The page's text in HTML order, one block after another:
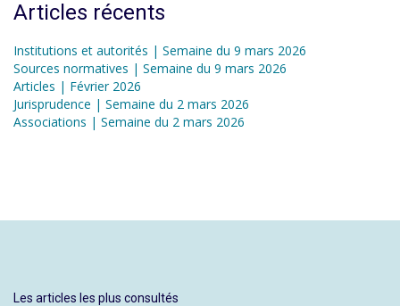
Articles récents
Institutions et autorités | Semaine du 9 mars 2026
Sources normatives | Semaine du 9 mars 2026
Articles | Février 2026
Jurisprudence | Semaine du 2 mars 2026
Associations | Semaine du 2 mars 2026
Les articles les plus consultés